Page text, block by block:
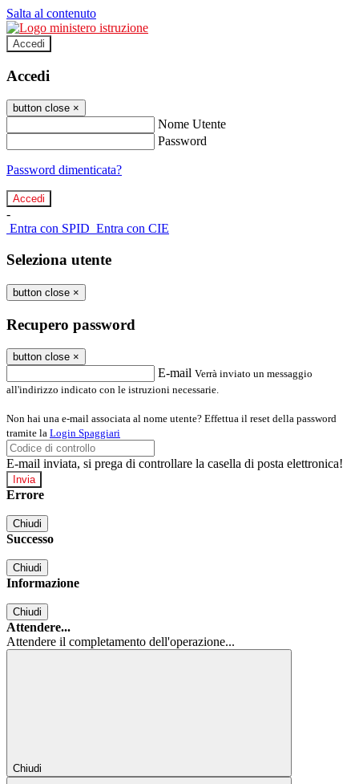
Salta al contenuto
Accedi
Accedi
button close ×
Nome Utente
Password
Password dimenticata?
-
Entra con SPID Entra con CIE
Seleziona utente
button close ×
Recupero password
button close ×
E-mail Verrà inviato un messaggio
all'indirizzo indicato con le istruzioni necessarie.
Non hai una e-mail associata al nome utente? Effettua il reset della password
tramite la Login Spaggiari
E-mail inviata, si prega di controllare la casella di posta elettronica!
Errore
Chiudi
Successo
Chiudi
Informazione
Chiudi
Attendere...
Attendere il completamento dell'operazione...
Chiudi